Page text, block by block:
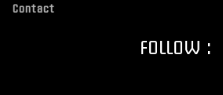
Contact
FOLLOW :